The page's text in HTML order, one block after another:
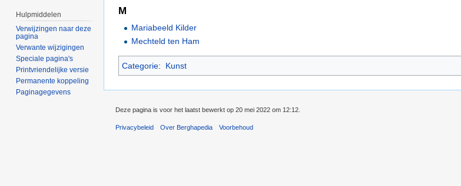
M
Mariabeeld Kilder
Mechteld ten Ham
Categorie: Kunst
Hulpmiddelen
Verwijzingen naar deze
pagina
Verwante wijzigingen
Speciale pagina's
Printvriendelijke versie
Permanente koppeling
Paginagegevens
Deze pagina is voor het laatst bewerkt op 20 mei 2022 om 12:12.
Privacybeleid Over Berghapedia Voorbehoud